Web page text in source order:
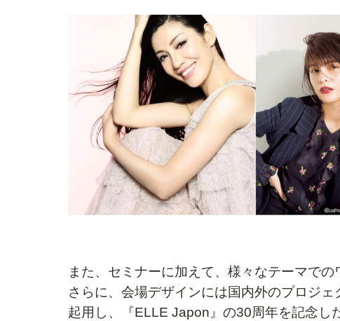
また、セミナーに加えて、様々なテーマでの
さらに、会場デザインには国内外のプロジ
起用し、
『ELLE Japon』の30周年を記念し